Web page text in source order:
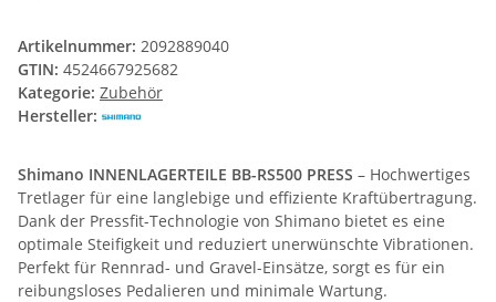
Artikelnummer: 2092889040
GTIN: 4524667925682
Kategorie: Zubehör
Hersteller:
Shimano INNENLAGERTEILE BB-RS500 PRESS – Hochwertiges
Tretlager für eine langlebige und effiziente Kraftübertragung.
Dank der Pressfit-Technologie von Shimano bietet es eine
optimale Steifigkeit und reduziert unerwünschte Vibrationen.
Perfekt für Rennrad- und Gravel-Einsätze, sorgt es für ein
reibungsloses Pedalieren und minimale Wartung.